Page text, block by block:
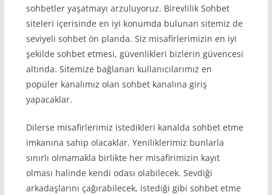
sohbetler yaşatmayı arzuluyoruz. Birevlilik Sohbet
siteleri içerisinde en iyi konumda bulunan sitemiz de
seviyeli sohbet ön planda. Siz misafirlerimizin en iyi
şekilde sohbet etmesi, güvenlikleri bizlerin güvencesi
altında. Sitemize bağlanan kullanıcılarımız en
popüler kanalımız olan sohbet kanalına giriş
yapacaklar.
Dilerse misafirlerimiz istedikleri kanalda sohbet etme
imkanına sahip olacaklar. Yeniliklerimiz bunlarla
sınırlı olmamakla birlikte her misafirimizin kayıt
olması halinde kendi odası olabilecek. Sevdiği
arkadaşlarını çağırabilecek, istediği gibi sohbet etme